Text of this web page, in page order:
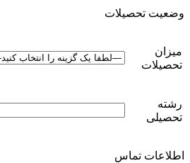
وضعیت تحصیلات
میزان
تحصیلات
رشته
تحصیلی
اطلاعات تماس